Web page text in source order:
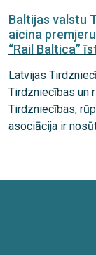
Baltijas valstu
aicina
“Rail Baltica”
Latvijas
Tirdzniecības un
Tirdzniecības,
asociācija ir